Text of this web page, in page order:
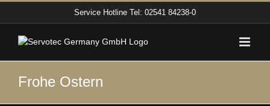
Service Hotline Tel: 02541 84238-0
Frohe Ostern